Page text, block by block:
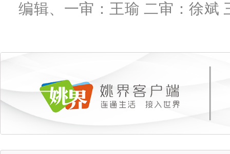
编辑、一审：王瑜 二审：徐斌